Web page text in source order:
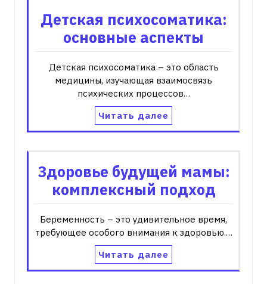
Детская психосоматика:
основные аспекты
Детская психосоматика – это область
медицины‚ изучающая взаимосвязь
психических процессов…
Читать далее
Здоровье будущей мамы:
комплексный подход
Беременность – это удивительное время‚
требующее особого внимания к здоровью.…
Читать далее